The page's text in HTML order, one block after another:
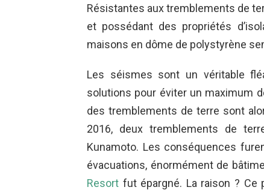
Résistantes aux tremblements de
et possédant des propriétés
maisons en dôme de polystyrène
Les séismes sont un véritable
solutions pour éviter un maximum
des tremblements de terre sont
2016, deux tremblements de
Kunamoto. Les conséquences
évacuations, énormément de
Resort fut épargné. La raison ?